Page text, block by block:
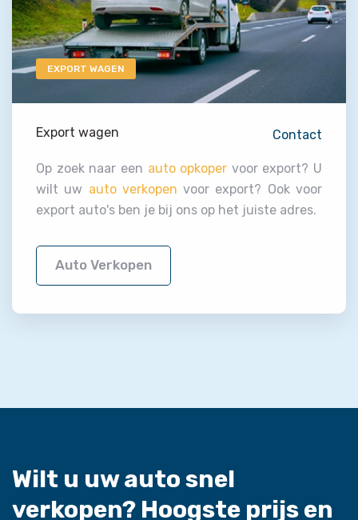
EXPORT WAGEN
Export wagen Contact
Op zoek naar een auto opkoper voor export? U
wilt uw auto verkopen voor export? Ook voor
export auto's ben je bij ons op het juiste adres.
Auto Verkopen
Wilt u uw auto snel
verkopen? Hoogste prijs en